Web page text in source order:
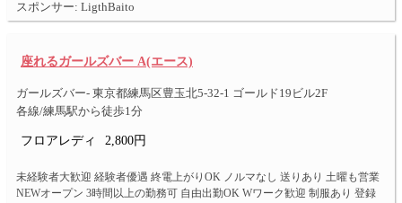
スポンサー: LigthBaito
座れるガールズバー A(エース)
ガールズバー- 東京都練馬区豊玉北5-32-1 ゴールド19ビル2F
各線/練馬駅から徒歩1分
フロアレディ 2,800円
未経験者大歓迎 経験者優遇 終電上がりOK ノルマなし 送りあり 土曜も営業
NEWオープン 3時間以上の勤務可 自由出勤OK Wワーク歓迎 制服あり 登録